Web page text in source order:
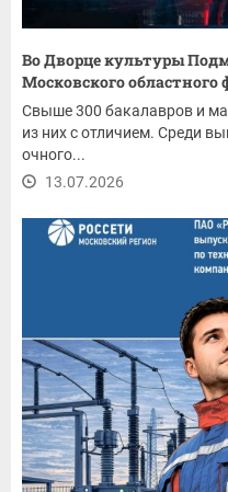
Во Дворце культуры
Московского областного
Свыше 300 бакалавров и
из них с отличием. Среди
очного...
13.07.2026